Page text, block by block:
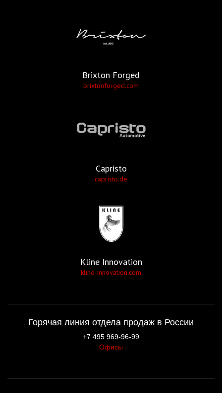
Brixton Forged
brixtonforged.com
Capristo
capristo.de
Kline Innovation
kline-innovation.com
Горячая линия отдела продаж в России
+7 495 969-96-99
Офисы